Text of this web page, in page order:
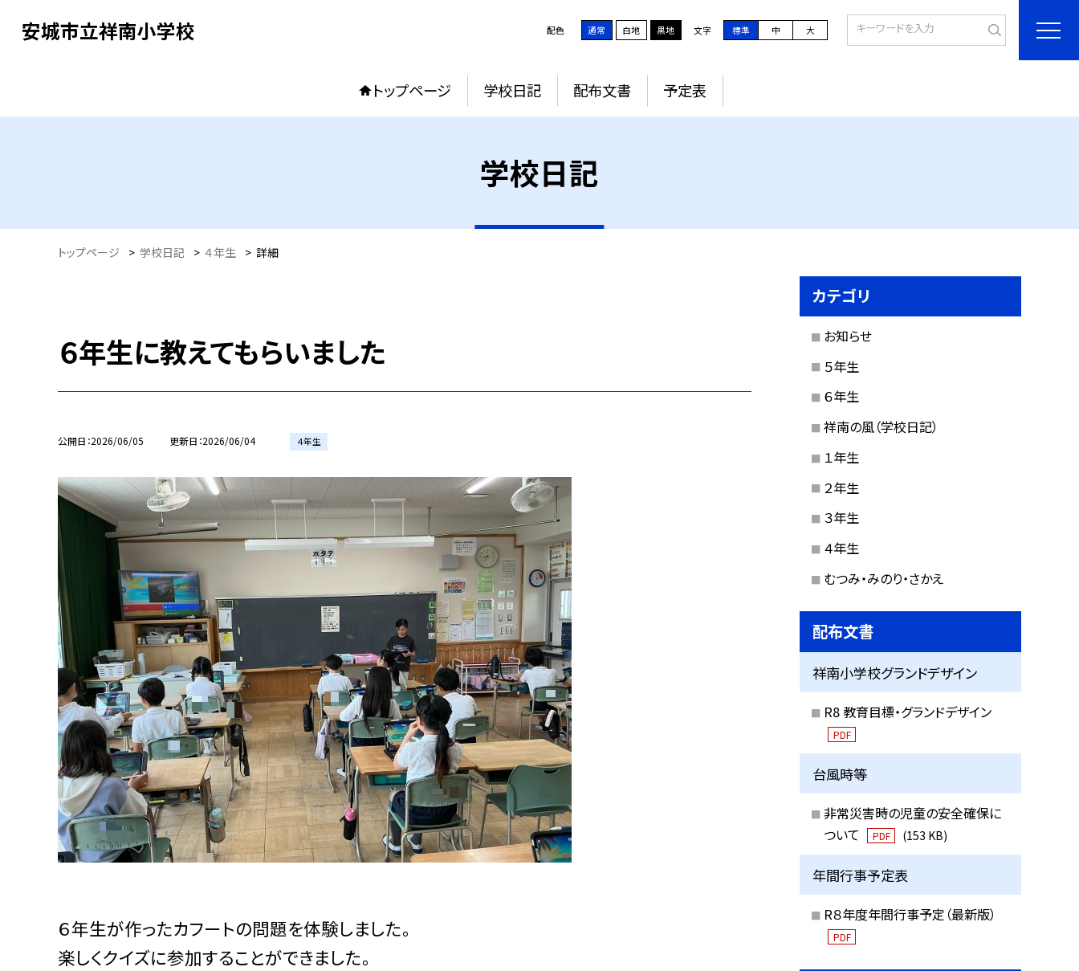
安城市立祥南小学校 配色 通常 白地 黒地 文字 標準 中 大
トップページ 学校日記 配布文書 予定表
学校日記
トップページ > 学校日記 > ４年生 > 詳細
６年生に教えてもらいました
公開日 2026/06/05 更新日 2026/06/04 ４年生
６年生が作ったカフートの問題を体験しました。
楽しくクイズに参加することができました。
カテゴリ
お知らせ
５年生
６年生
祥南の風（学校日記）
１年生
２年生
３年生
４年生
むつみ・みのり・さかえ
配布文書
祥南小学校グランドデザイン
R8 教育目標・グランドデザイン
PDF
台風時等
非常災害時の児童の安全確保に
ついて
PDF (153 KB)
年間行事予定表
R８年度年間行事予定（最新版）
PDF